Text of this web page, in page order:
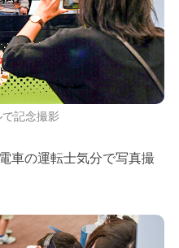
記念撮影
車の運転士気分で写真撮